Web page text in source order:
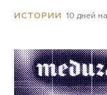
ИСТОРИИ 10 дней